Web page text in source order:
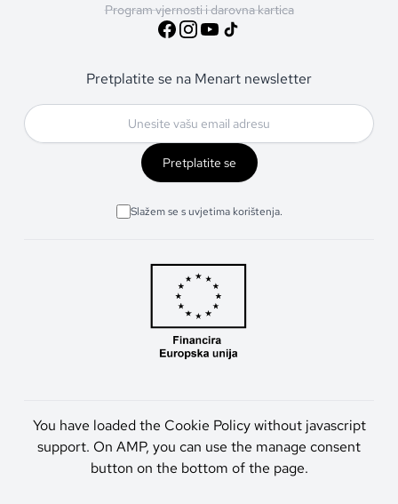
Program vjernosti i darovna kartica
Pretplatite se na Menart newsletter
Pretplatite se
Slažem se s uvjetima korištenja.
You have loaded the Cookie Policy without javascript
support. On AMP, you can use the manage consent
button on the bottom of the page.